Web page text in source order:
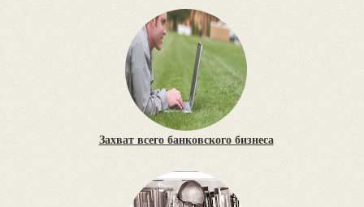
Захват всего банковского бизнеса